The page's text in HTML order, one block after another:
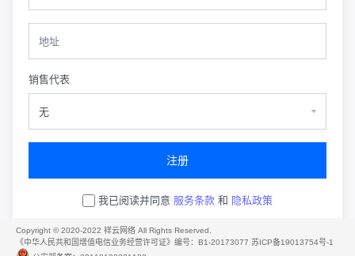
销售代表
注册
我已阅读并同意 服务条款 和 隐私政策
已有一个账户?登录
Copyright © 2020-2022 祥云网络 All Rights Reserved.
《中华人民共和国增值电信业务经营许可证》编号：B1-20173077 苏ICP备19013754号-1